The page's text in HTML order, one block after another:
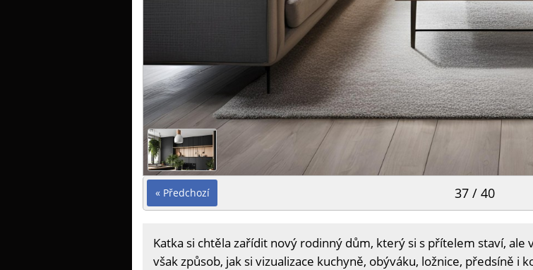
« Předchozí 37 / 40
Katka si chtěla zařídit nový rodinný dům, který si s přítelem staví, ale
však způsob, jak si vizualizace kuchyně, obýváku, ložnice, předsíně i